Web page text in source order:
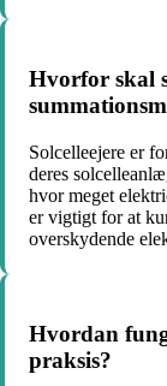
Hvorfor skal
Solcelleejere er
deres
hvor meget
er vigtigt for at
overskydende
Hvordan
praksis?